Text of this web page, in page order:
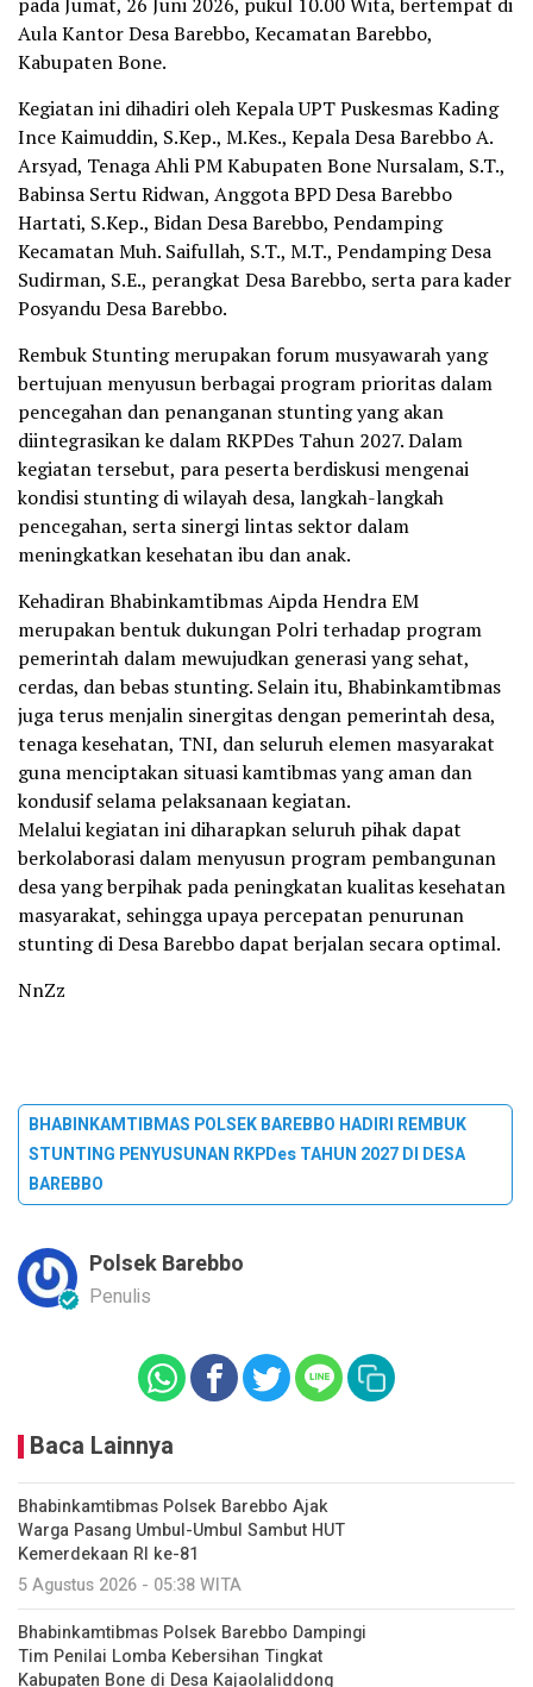
Aula Kantor Desa Barebbo, Kecamatan Barebbo,
Kabupaten Bone.
Kegiatan ini dihadiri oleh Kepala UPT Puskesmas Kading
Ince Kaimuddin, S.Kep., M.Kes., Kepala Desa Barebbo A.
Arsyad, Tenaga Ahli PM Kabupaten Bone Nursalam, S.T.,
Babinsa Sertu Ridwan, Anggota BPD Desa Barebbo
Hartati, S.Kep., Bidan Desa Barebbo, Pendamping
Kecamatan Muh. Saifullah, S.T., M.T., Pendamping Desa
Sudirman, S.E., perangkat Desa Barebbo, serta para kader
Posyandu Desa Barebbo.
Rembuk Stunting merupakan forum musyawarah yang
bertujuan menyusun berbagai program prioritas dalam
pencegahan dan penanganan stunting yang akan
diintegrasikan ke dalam RKPDes Tahun 2027. Dalam
kegiatan tersebut, para peserta berdiskusi mengenai
kondisi stunting di wilayah desa, langkah-langkah
pencegahan, serta sinergi lintas sektor dalam
meningkatkan kesehatan ibu dan anak.
Kehadiran Bhabinkamtibmas Aipda Hendra EM
merupakan bentuk dukungan Polri terhadap program
pemerintah dalam mewujudkan generasi yang sehat,
cerdas, dan bebas stunting. Selain itu, Bhabinkamtibmas
juga terus menjalin sinergitas dengan pemerintah desa,
tenaga kesehatan, TNI, dan seluruh elemen masyarakat
guna menciptakan situasi kamtibmas yang aman dan
kondusif selama pelaksanaan kegiatan.
Melalui kegiatan ini diharapkan seluruh pihak dapat
berkolaborasi dalam menyusun program pembangunan
desa yang berpihak pada peningkatan kualitas kesehatan
masyarakat, sehingga upaya percepatan penurunan
stunting di Desa Barebbo dapat berjalan secara optimal.
NnZz
BHABINKAMTIBMAS POLSEK BAREBBO HADIRI REMBUK
STUNTING PENYUSUNAN RKPDes TAHUN 2027 DI DESA
BAREBBO
Polsek Barebbo
Penulis
Baca Lainnya
Bhabinkamtibmas Polsek Barebbo Ajak
Warga Pasang Umbul-Umbul Sambut HUT
Kemerdekaan RI ke-81
5 Agustus 2026 - 05:38 WITA
Bhabinkamtibmas Polsek Barebbo Dampingi
Tim Penilai Lomba Kebersihan Tingkat
Kabupaten Bone di Desa Kajaolaliddong